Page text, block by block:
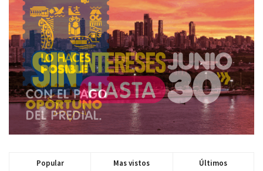
Popular Mas vistos Últimos